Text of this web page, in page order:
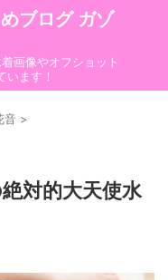
ブログ ガゾ
画像やオフショット
います！
音 >
対的大天使水